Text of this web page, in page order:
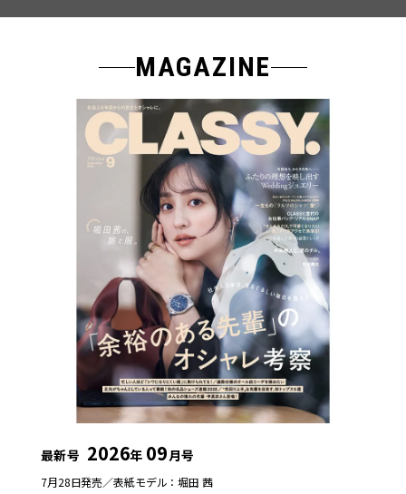
MAGAZINE
最新号 2026年 09月号
7月28日発売／表紙モデル：堀田 茜